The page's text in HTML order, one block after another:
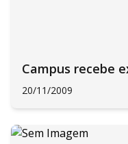
Campus recebe
20/11/2009